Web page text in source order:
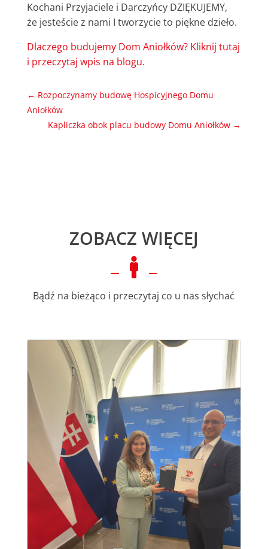
Kochani Przyjaciele i Darczyńcy DZIĘKUJEMY,
że jesteście z nami I tworzycie to piękne dzieło.
Dlaczego budujemy Dom Aniołków? Kliknij tutaj
i przeczytaj wpis na blogu.
← Rozpoczynamy budowę Hospicyjnego Domu
Aniołków
Kapliczka obok placu budowy Domu Aniołków →
ZOBACZ WIĘCEJ

Bądź na bieżąco i przeczytaj co u nas słychać